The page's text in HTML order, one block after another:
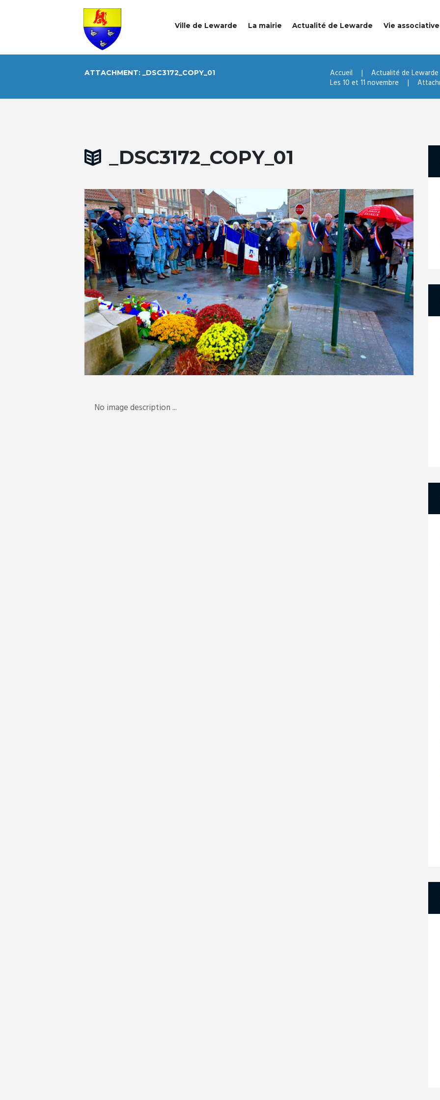
Ville de Lewarde La mairie Actualité de Lewarde Vie associative
ATTACHMENT: _DSC3172_COPY_01 Accueil Actualité de Lewarde
Les 10 et 11 novembre
_DSC3172_COPY_01
No image description ...